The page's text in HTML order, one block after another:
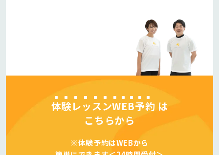
体験レッスンWEB予約 は
こちらから
※体験予約はWEBから